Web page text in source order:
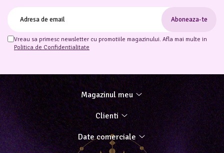
Vreau sa primesc newsletter cu promotiile magazinului. Afla mai multe in
Politica de Confidentialitate
Magazinul meu
Clienti
Date comerciale